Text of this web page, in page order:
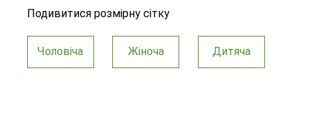
Подивитися розмірну сітку
Чоловіча Жіноча Дитяча